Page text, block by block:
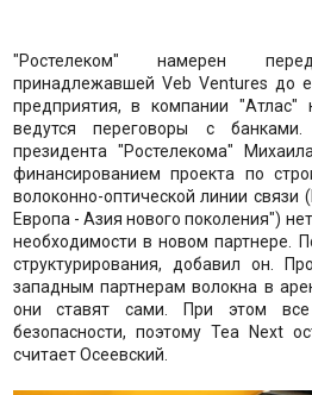
"Ростелеком" намерен
принадлежавшей Veb Ventures до
предприятия, в компании "Атлас"
ведутся переговоры с
президента "Ростелекома"
финансированием проекта по
волоконно-оптической линии
Европа - Азия нового поколения")
необходимости в новом партнере.
структурирования, добавил он.
западным партнерам волокна в
они ставят сами. При этом все
безопасности, поэтому Tea Next
считает Осеевский.